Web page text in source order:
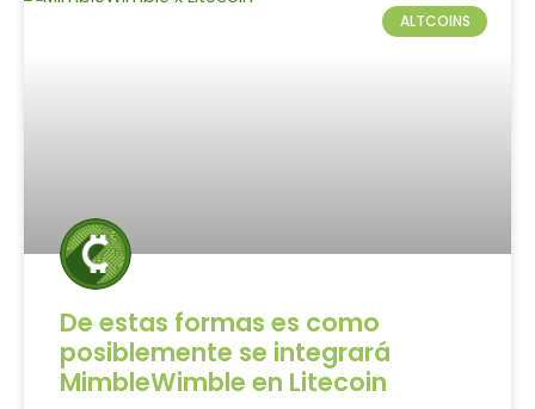
ALTCOINS
De estas formas es como
posiblemente se integrará
MimbleWimble en Litecoin